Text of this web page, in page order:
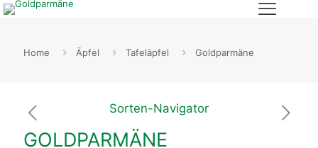
Home Äpfel Tafeläpfel Goldparmäne
Sorten-Navigator
GOLDPARMÄNE